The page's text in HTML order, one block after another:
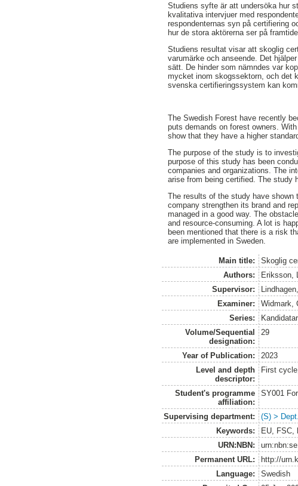
Studiens syfte är att undersöka hur
kvalitativa intervjuer med
respondenternas syn på certifiering
hur de stora aktörerna ser på
Studiens resultat visar att skoglig
varumärke och anseende. Det
sätt. De hinder som nämndes var
mycket inom skogssektorn, och det
svenska certifieringssystem kan
The Swedish Forest have recently
puts demands on forest owners.
show that they have a higher
The purpose of the study is to
purpose of this study has been
companies and organizations. The
arise from being certified. The study
The results of the study have
company strengthen its brand and
managed in a good way. The
and resource-consuming. A lot is
been mentioned that there is a risk
are implemented in Sweden.
Main title:
Skoglig
Authors:
Eriksson,
Supervisor:
Examiner:
Widmark,
Series:
Volume/Sequential
designation:
29
Year of Publication:
2023
Level and depth
descriptor:
First
Student's programme
affiliation:
SY001
Supervising department:
(S) >
Keywords:
EU, FSC,
URN:NBN:
Permanent URL:
http://
Language:
Swedish